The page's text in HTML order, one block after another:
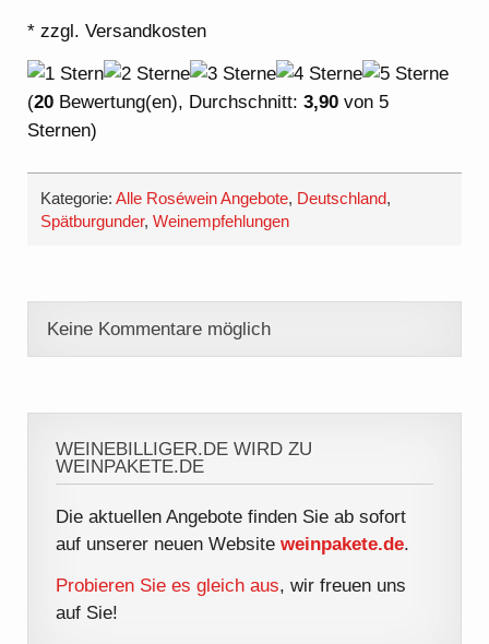
* zzgl. Versandkosten
(20 Bewertung(en), Durchschnitt:3,90 von 5
Sternen)
Kategorie:Alle Roséwein Angebote, Deutschland,
Spätburgunder,Weinempfehlungen
Keine Kommentare möglich
WEINEBILLIGER.DE WIRD ZU
WEINPAKETE.DE
Die aktuellen Angebote finden Sie ab sofort
auf unserer neuen Websiteweinpakete.de.
Probieren Sie es gleich aus, wir freuen uns
auf Sie!